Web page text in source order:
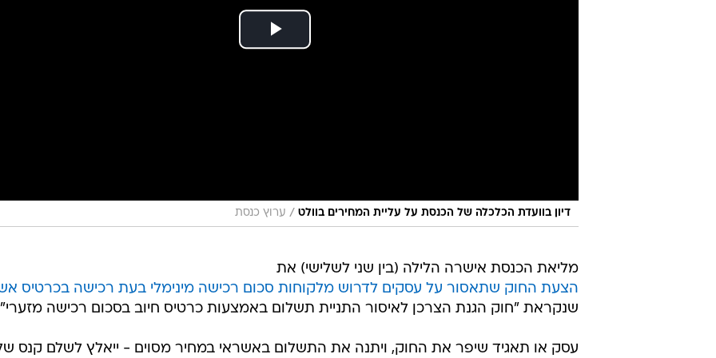
דיון בוועדת הכלכלה של הכנסת על עליית המחירים בוולט / ערוץ כנסת
מליאת הכנסת אישרה הלילה (בין שני לשלישי) את
הצעת החוק שתאסור על עסקים לדרוש מלקוחות סכום רכישה מינימלי בעת רכישה בכרטיס
שנקראת "חוק הגנת הצרכן לאיסור התניית תשלום באמצעות כרטיס חיוב בסכום רכישה
עסק או תאגיד שיפר את החוק, ויתנה את התשלום באשראי במחיר מסוים - ייאלץ לשלם קנס